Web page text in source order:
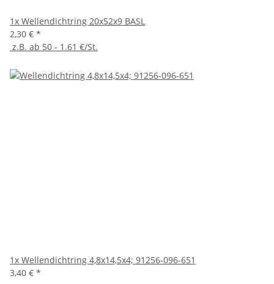
1x Wellendichtring 20x52x9 BASL
2,30 € *
z.B. ab 50 - 1.61 €/St.
1x Wellendichtring 4,8x14,5x4; 91256-096-651
3,40 € *